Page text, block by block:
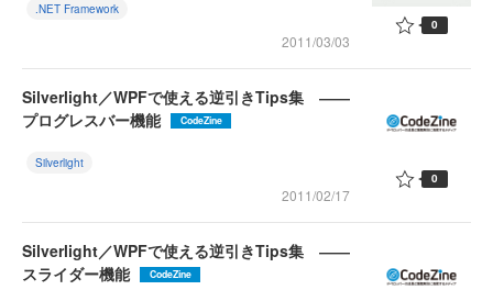
.NET Framework
2011/03/03
0
Silverlight／WPFで使える逆引きTips集 ――
プログレスバー機能
CodeZine
Silverlight
2011/02/17
0
Silverlight／WPFで使える逆引きTips集 ――
スライダー機能
CodeZine